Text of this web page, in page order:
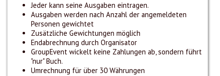
Jeder kann seine Ausgaben eintragen.
Ausgaben werden nach Anzahl der angemeldeten
Personen gewichtet
Zusätzliche Gewichtungen möglich
Endabrechnung durch Organisator
GroupEvent wickelt keine Zahlungen ab, sondern führt
"nur" Buch.
Umrechnung für über 30 Währungen